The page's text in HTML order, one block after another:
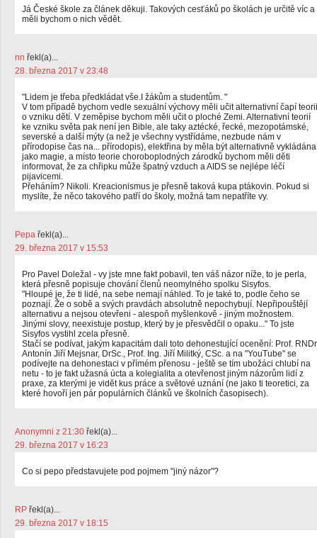
Já České škole za článek děkuji. Takových cesťáků po školách je určitě víc a
měli bychom o nich vědět.
nn řekl(a)...
28. března 2017 v 23:48
"Lidem je třeba předkládat vše.I žákům a studentům. "
V tom případě bychom vedle sexuální výchovy měli učit alternativní čapí teorii
o vzniku dětí. V zeměpise bychom měli učit o ploché Zemi. Alternativní teorií
ke vzniku světa pak není jen Bible, ale taky aztécké, řecké, mezopotámské,
severské a další mýty (a než je všechny vystřídáme, nezbude nám v
přírodopise čas na... přírodopis), elektřina by měla být alternativně vykládána
jako magie, a místo teorie choroboplodných zárodků bychom měli děti
informovat, že za chřipku může špatný vzduch a AIDS se nejlépe léčí
pijavicemi.
Přeháním? Nikoli. Kreacionismus je přesně taková kupa ptákovin. Pokud si
myslíte, že něco takového patří do školy, možná tam nepatříte vy.
Pepa řekl(a)...
29. března 2017 v 15:53
Pro Pavel Doležal - vy jste mne fakt pobavil, ten váš názor níže, to je perla,
která přesně popisuje chování členů neomylného spolku Sisyfos.
"Hloupé je, že ti lidé, na sebe nemají náhled. To je také to, podle čeho se
poznají. Že o sobě a svých pravdách absolutně nepochybují. Nepřipouštějí
alternativu a nejsou otevřeni - alespoň myšlenkově - jiným možnostem.
Jinými slovy, neexistuje postup, který by je přesvědčil o opaku..." To jste
Sisyfos vystihl zcela přesně.
Stačí se podívat, jakým kapacitám dali toto dehonestující ocenění: Prof.
Antonín Jiří Mejsnar, DrSc., Prof. Ing. Jiří Militký, CSc. a na "YouTube" se
podívejte na dehonestaci v přímém přenosu - ještě se tím ubožáci chlubí na
netu - to je fakt užasná úcta a kolegialita a otevřenost jiným názorům lidí z
praxe, za kterými je vidět kus práce a světové uznání (ne jako ti teoretici, za
které hovoří jen pár populárních článků ve školních časopisech).
Anonymni z 21:30 řekl(a)...
29. března 2017 v 16:23
Co si pepo představujete pod pojmem "jiný názor"?
RP řekl(a)...
29. března 2017 v 18:15